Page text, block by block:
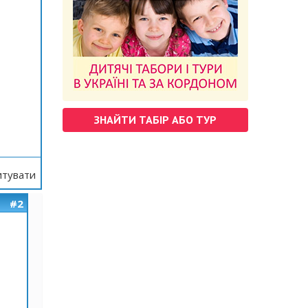
#2
ЗНАЙТИ ТАБІР АБО ТУР